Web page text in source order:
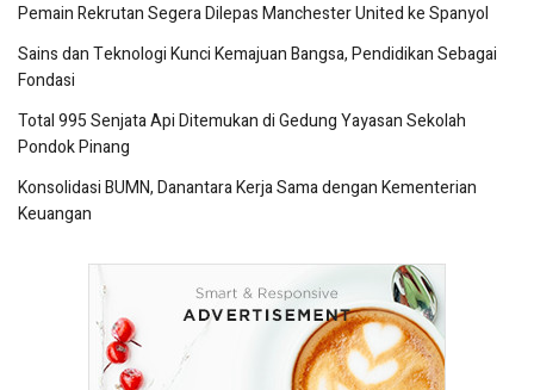
Pemain Rekrutan Segera Dilepas Manchester United ke Spanyol
Sains dan Teknologi Kunci Kemajuan Bangsa, Pendidikan Sebagai
Fondasi
Total 995 Senjata Api Ditemukan di Gedung Yayasan Sekolah
Pondok Pinang
Konsolidasi BUMN, Danantara Kerja Sama dengan Kementerian
Keuangan